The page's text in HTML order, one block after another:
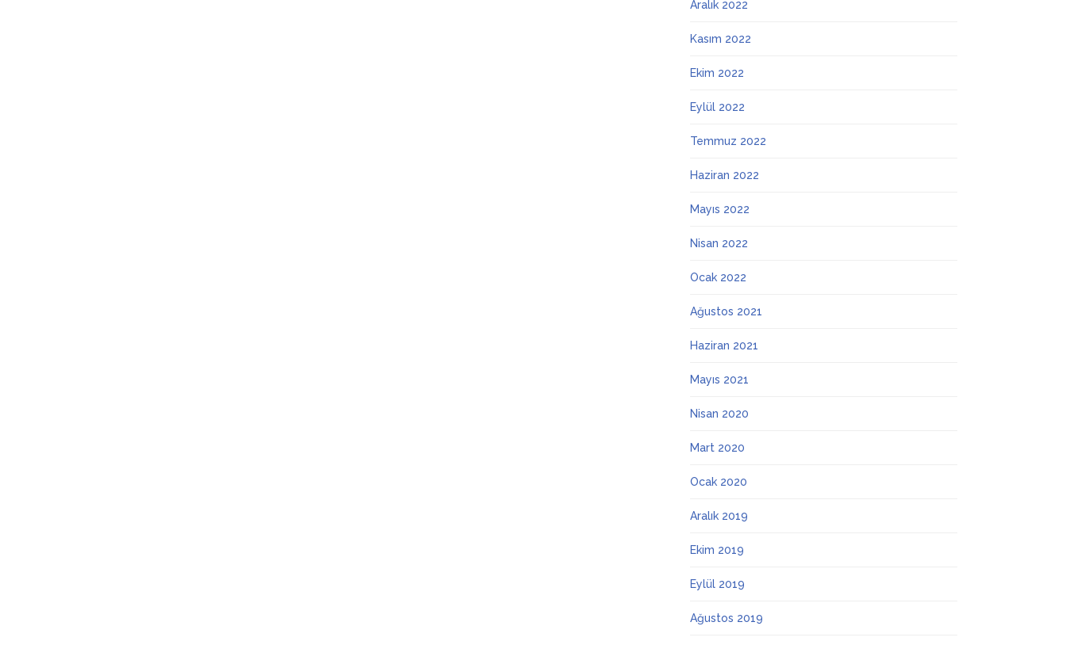
Aralık 2022
Kasım 2022
Ekim 2022
Eylül 2022
Temmuz 2022
Haziran 2022
Mayıs 2022
Nisan 2022
Ocak 2022
Ağustos 2021
Haziran 2021
Mayıs 2021
Nisan 2020
Mart 2020
Ocak 2020
Aralık 2019
Ekim 2019
Eylül 2019
Ağustos 2019